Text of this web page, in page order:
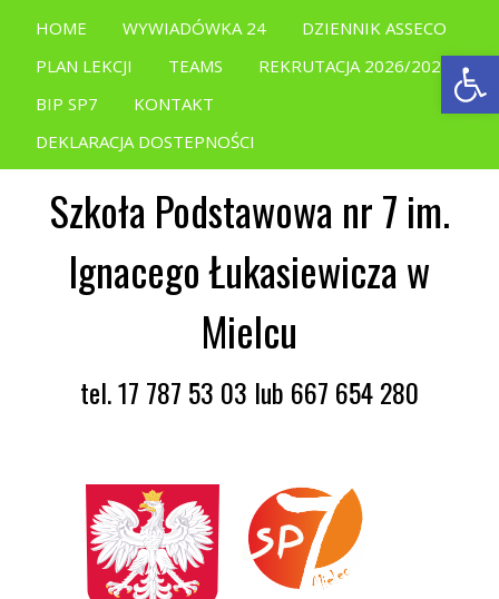
HOME WYWIADÓWKA 24
DZIENNIK ASSECO
PLAN LEKCJI
TEAMS
REKRUTACJA 2026/2027
BIP SP7
KONTAKT
DEKLARACJA DOSTEPNOŚCI
Szkoła Podstawowa nr 7 im.
Ignacego Łukasiewicza w
Mielcu
tel. 17 787 53 03 lub 667 654 280